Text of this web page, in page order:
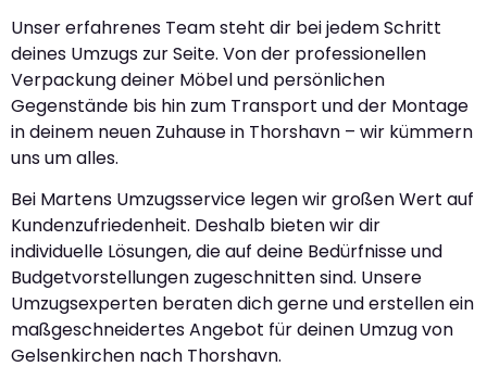
Unser erfahrenes Team steht dir bei jedem Schritt
deines Umzugs zur Seite. Von der professionellen
Verpackung deiner Möbel und persönlichen
Gegenstände bis hin zum Transport und der Montage
in deinem neuen Zuhause in Thorshavn – wir kümmern
uns um alles.
Bei Martens Umzugsservice legen wir großen Wert auf
Kundenzufriedenheit. Deshalb bieten wir dir
individuelle Lösungen, die auf deine Bedürfnisse und
Budgetvorstellungen zugeschnitten sind. Unsere
Umzugsexperten beraten dich gerne und erstellen ein
maßgeschneidertes Angebot für deinen Umzug von
Gelsenkirchen nach Thorshavn.